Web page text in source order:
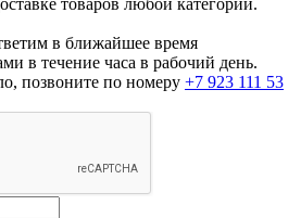
товаров любой категории.
в ближайшее время
в течение часа в рабочий день.
позвоните по номеру +7 923 111 53